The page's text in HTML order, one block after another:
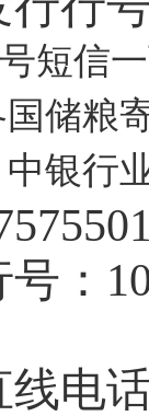
短信
储粮
银行
：
线电